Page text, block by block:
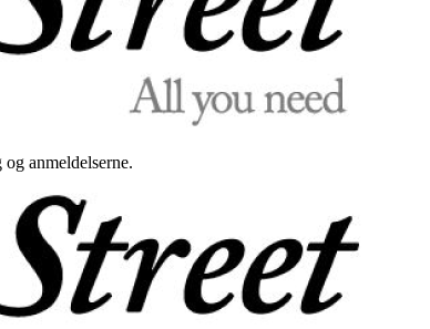
anmeldelserne.